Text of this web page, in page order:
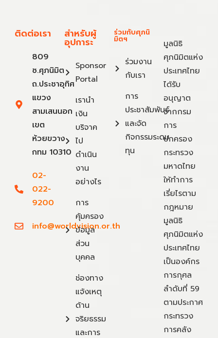
ติดต่อเรา
809
ซ.ศุภนิมิต
ถ.ประชาอุทิศ
แขวง
สามเสนนอก
เขต
ห้วยขวาง
กทม 10310
02-
022-
9200
info@worldvision.or.th
สำหรับผู้
อุปการะ
Sponsor
Portal
เรานำ
เงิน
บริจาค
ไป
ดำเนิน
งาน
อย่างไร
การ
คุ้มครอง
ข้อมูล
ส่วน
บุคคล
ช่องทาง
แจ้งเหตุ
ด้าน
จริยธรรม
และการ
ร่วมกับศุภนิ
มิตฯ
ร่วมงาน
กับเรา
การ
ประชาสัมพันธ์
และจัด
กิจกรรมระดม
ทุน
มูลนิธิ
ศุภนิมิตแห่ง
ประเทศไทย
ได้รับ
อนุญาต
จากกรม
การ
ปกครอง
กระทรวง
มหาดไทย
ให้ทำการ
เรี่ยไรตาม
กฎหมาย
มูลนิธิ
ศุภนิมิตแห่ง
ประเทศไทย
เป็นองค์กร
การกุศล
ลำดับที่ 59
ตามประกาศ
กระทรวง
การคลัง